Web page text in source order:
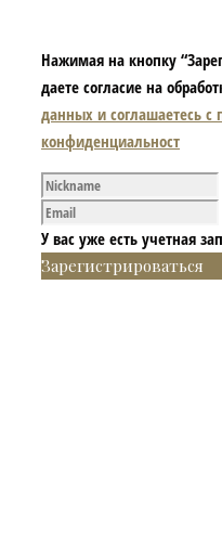
Нажимая на кнопку
даете согласие на
данных и соглашаетесь с
конфиденциальност
У вас уже есть учетная
Зарегистрироваться